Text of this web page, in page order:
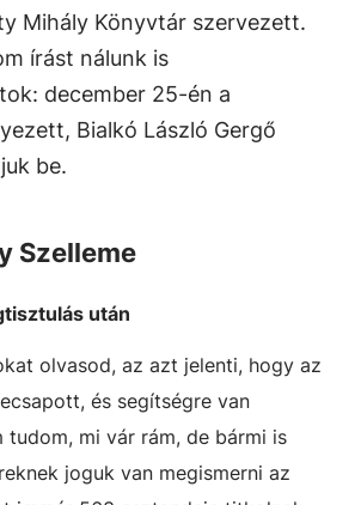
Mihály Könyvtár szervezett.
írást nálunk is
december 25-én a
Bialkó László Gergő
be.
Szelleme
után
olvasod, az azt jelenti, hogy az
és segítségre van
tudom, mi vár rám, de bármi is
joguk van megismerni az